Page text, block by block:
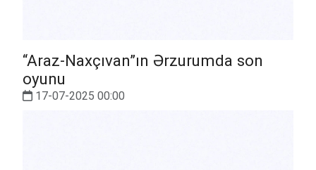
“Araz-Naxçıvan”ın Ərzurumda son
oyunu
17-07-2025 00:00